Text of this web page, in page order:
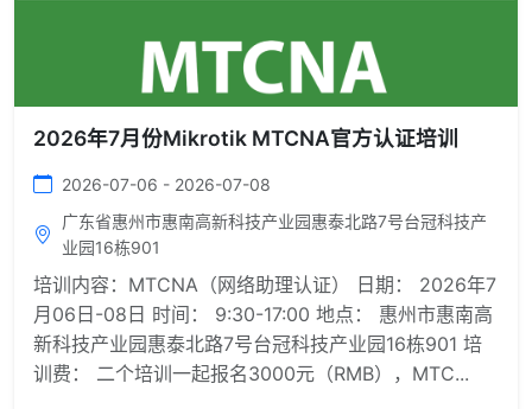
2026年7月份Mikrotik MTCNA官方认证培训
2026-07-06 - 2026-07-08
广东省惠州市惠南高新科技产业园惠泰北路7号台冠科技产
业园16栋901
培训内容：MTCNA（网络助理认证） 日期： 2026年7
月06日-08日 时间： 9:30-17:00 地点： 惠州市惠南高
新科技产业园惠泰北路7号台冠科技产业园16栋901 培
训费： 二个培训一起报名3000元（RMB），MTC...